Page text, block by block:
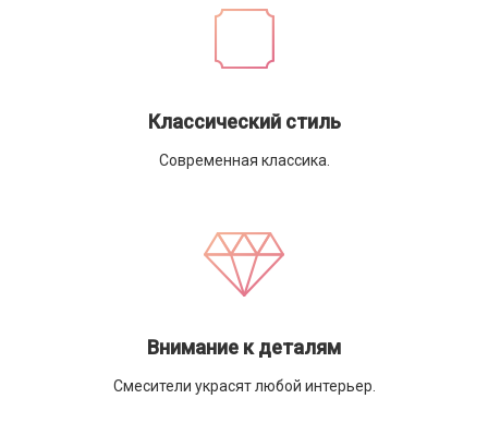
Классический стиль
Современная классика.
Внимание к деталям
Смесители украсят любой интерьер.